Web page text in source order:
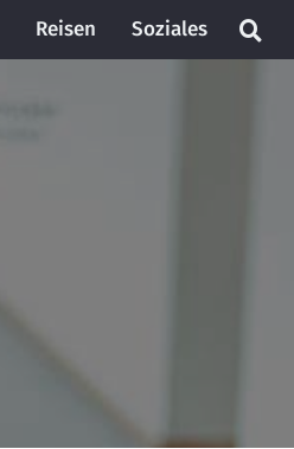
Reisen Soziales